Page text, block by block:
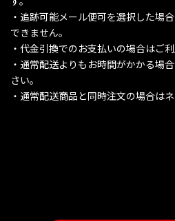
・追跡可能メール便可を選択した場
できません。
・代金引換でのお支払いの場合はご
・通常配送よりもお時間がかかる場
さい。
・通常配送商品と同時注文の場合は